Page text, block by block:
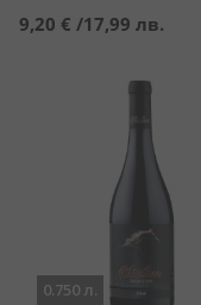
9,20 € /17,99 лв.
0.750 л.